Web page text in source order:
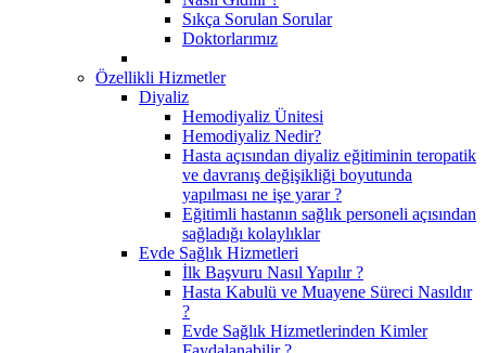
Sıkça Sorulan Sorular
Doktorlarımız
Özellikli Hizmetler
Diyaliz
Hemodiyaliz Ünitesi
Hemodiyaliz Nedir?
Hasta açısından diyaliz eğitiminin teropatik
ve davranış değişikliği boyutunda
yapılması ne işe yarar ?
Eğitimli hastanın sağlık personeli açısından
sağladığı kolaylıklar
Evde Sağlık Hizmetleri
İlk Başvuru Nasıl Yapılır ?
Hasta Kabulü ve Muayene Süreci Nasıldır
?
Evde Sağlık Hizmetlerinden Kimler